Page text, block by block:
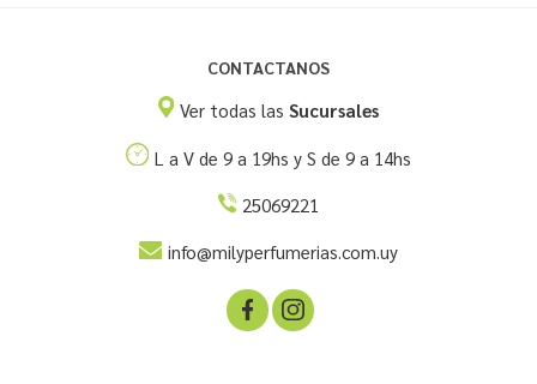
CONTACTANOS
Ver todas lasSucursales
L a V de 9 a 19hs y S de 9 a 14hs
25069221
info@milyperfumerias.com.uy